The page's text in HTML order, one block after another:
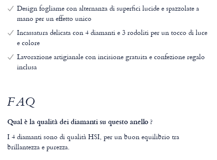
Design fogliame con alternanza di superfici lucide e spazzolate a
mano per un effetto unico
Incassatura delicata con 4 diamanti e 3 rodoliti per un tocco di luce
e colore
Lavorazione artigianale con incisione gratuita e confezione regalo
inclusa
FAQ
Qual è la qualità dei diamanti su questo anello ?
I 4 diamanti sono di qualità HSI, per un buon equilibrio tra
brillantezza e purezza.